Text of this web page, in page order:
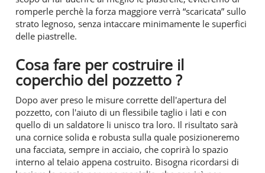
romperle perchè la forza maggiore verrà “scaricata” sullo
strato legnoso, senza intaccare minimamente le superfici
delle piastrelle.
Cosa fare per costruire il
coperchio del pozzetto ?
Dopo aver preso le misure corrette dell'apertura del
pozzetto, con l'aiuto di un flessibile taglio i lati e con
quello di un saldatore li unisco tra loro. Il risultato sarà
una cornice solida e robusta sulla quale posizioneremo
una facciata, sempre in acciaio, che coprirà lo spazio
interno al telaio appena costruito. Bisogna ricordarsi di